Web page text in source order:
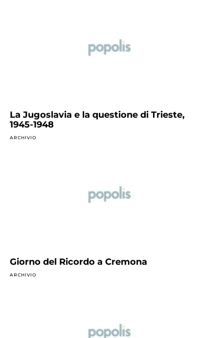
La Jugoslavia e la questione di Trieste,
1945-1948
ARCHIVIO
Giorno del Ricordo a Cremona
ARCHIVIO